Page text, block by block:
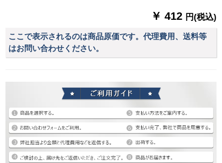
￥ 412 円(税込)
ここで表示されるのは商品原価です。代理費用、送料等
はお問い合わせください。